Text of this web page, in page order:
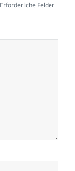
Erforderliche Felder